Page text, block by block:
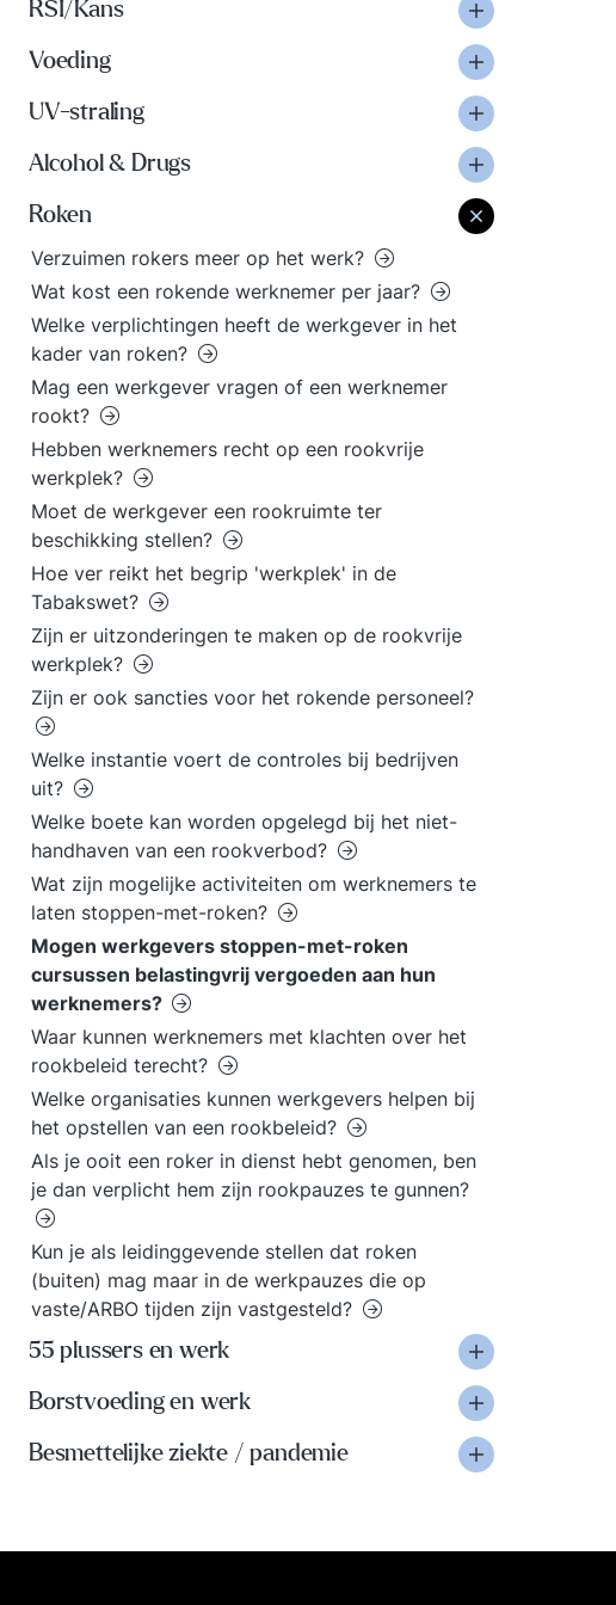
RSI/Kans
Voeding
UV-straling
Alcohol & Drugs
Roken
Verzuimen rokers meer op het werk?
Wat kost een rokende werknemer per jaar?
Welke verplichtingen heeft de werkgever in het
kader van roken?
Mag een werkgever vragen of een werknemer
rookt?
Hebben werknemers recht op een rookvrije
werkplek?
Moet de werkgever een rookruimte ter
beschikking stellen?
Hoe ver reikt het begrip 'werkplek' in de
Tabakswet?
Zijn er uitzonderingen te maken op de rookvrije
werkplek?
Zijn er ook sancties voor het rokende personeel?
Welke instantie voert de controles bij bedrijven
uit?
Welke boete kan worden opgelegd bij het niet-
handhaven van een rookverbod?
Wat zijn mogelijke activiteiten om werknemers te
laten stoppen-met-roken?
Mogen werkgevers stoppen-met-roken
cursussen belastingvrij vergoeden aan hun
werknemers?
Waar kunnen werknemers met klachten over het
rookbeleid terecht?
Welke organisaties kunnen werkgevers helpen bij
het opstellen van een rookbeleid?
Als je ooit een roker in dienst hebt genomen, ben
je dan verplicht hem zijn rookpauzes te gunnen?
Kun je als leidinggevende stellen dat roken
(buiten) mag maar in de werkpauzes die op
vaste/ARBO tijden zijn vastgesteld?
55 plussers en werk
Borstvoeding en werk
Besmettelijke ziekte / pandemie